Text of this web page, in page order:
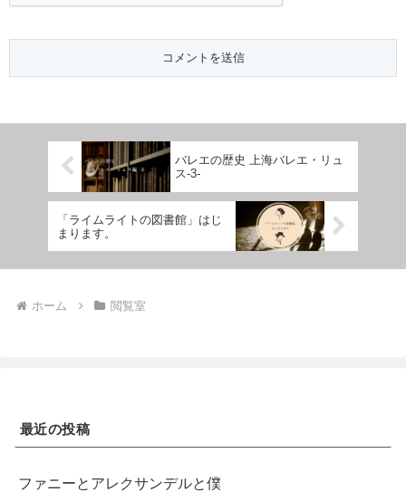
バレエの歴史 上海バレエ・リュ
ス-3-
「ライムライトの図書館」はじ
まります。
ホーム 閲覧室
最近の投稿
ファニーとアレクサンデルと僕